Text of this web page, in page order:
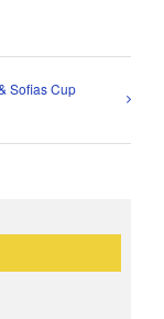
Sofias Cup